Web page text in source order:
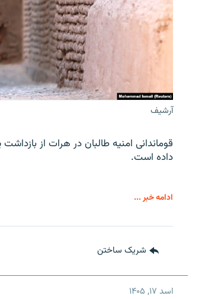
آرشیف
قوماندانی امنیه طالبان در هرات از
داده است.
ادامه خبر ...
شریک ساختن
اسد ۱۷, ۱۴۰۵